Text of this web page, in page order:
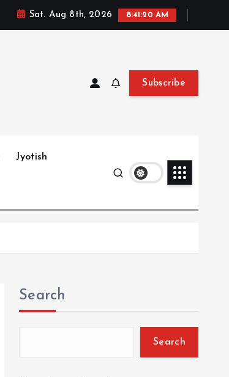
Sat. Aug 8th, 2026 8:41:22 AM
Subscribe
Jyotish
Search
Search